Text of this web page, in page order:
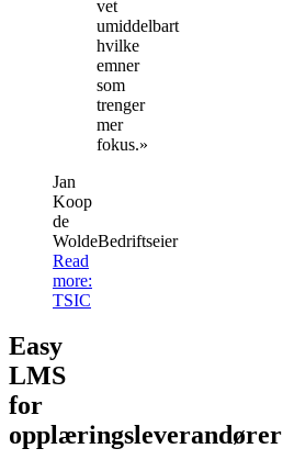
vet
umiddelbart
hvilke
emner
som
trenger
mer
fokus.»
Jan
Koop
de
WoldeBedriftseier
Read
more:
TSIC
Easy
LMS
for
opplæringsleverandører